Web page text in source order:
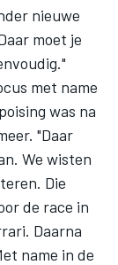
nieuwe
moet je
met name
was na
"Daar
We wisten
Die
de race in
Daarna
name in de